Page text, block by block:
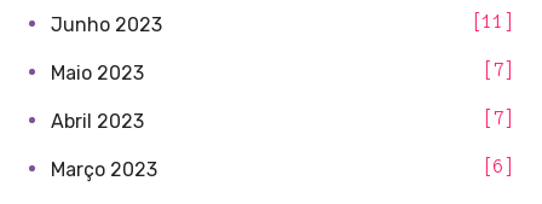
Junho 2023 11
Maio 2023 7
Abril 2023 7
Março 2023 6